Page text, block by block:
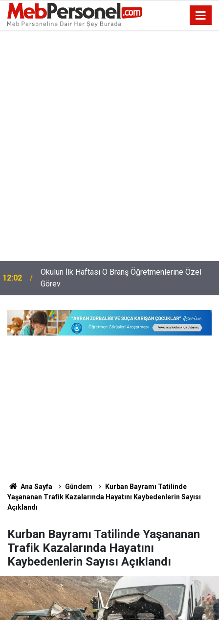
12:02
Okulun İlk Haftası O Branş Öğretmenlerine Özel
Görev
Ana Sayfa Gündem
Kurban Bayramı Tatilinde
Yaşananan Trafik Kazalarında Hayatını Kaybedenlerin Sayısı
Açıklandı
Kurban Bayramı Tatilinde Yaşananan
Trafik Kazalarında Hayatını
Kaybedenlerin Sayısı Açıklandı